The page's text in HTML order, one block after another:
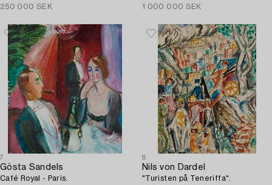
250 000 SEK
1 000 000 SEK
7
Gösta Sandels
Café Royal - Paris.
8
Nils von Dardel
"Turisten på Teneriffa".